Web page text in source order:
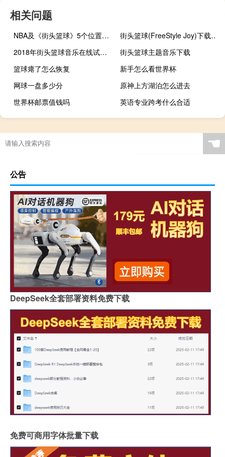
相关问题
NBA及《街头篮球》5个位置的详细介绍
街头篮球(FreeStyle Joy)下载(电脑、安卓和IOS所有版本)
2018年街头篮球音乐在线试听及下载
街头篮球主题音乐下载
篮球瘪了怎么恢复
新手怎么看世界杯
网球一盘多少分
原神上方湖泊怎么进去
世界杯邮票值钱吗
英语专业跨考什么合适
西安最大的滑雪场在哪里
奥运会都在闰年举行吗
原神肉怎么捣碎
中国男篮为啥没进奥运会 ☚
公告
DeepSeek全套部署资料免费下载
免费可商用字体批量下载